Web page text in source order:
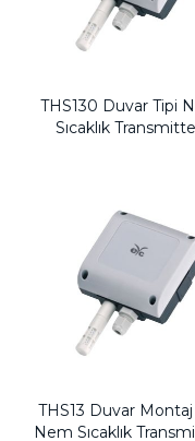
THS130 Duvar Tipi
Sıcaklık
THS13 Duvar Montaj
Nem Sıcaklık